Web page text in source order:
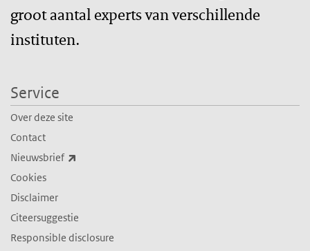
groot aantal experts van verschillende
instituten.
Service
Over deze site
Contact
Nieuwsbrief
Cookies
Disclaimer
Citeersuggestie
Responsible disclosure